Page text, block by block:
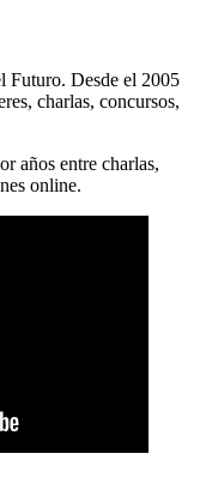
Futuro. Desde el 2005
charlas, concursos,
años entre charlas,
online.